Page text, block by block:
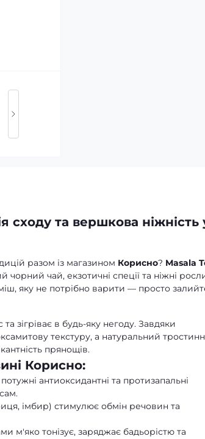
сходу та вершкова ніжність
разом із магазином Корисно? Masala
чай, екзотичні спеції та ніжні
яку не потрібно варити — просто
зігріває в будь-яку негоду. Завдяки
текстуру, а натуральний
прянощів.
Корисно:
антиоксидантні та протизапальні
імбир) стимулює обмін речовин та
м'яко тонізує, заряджає бадьорістю та